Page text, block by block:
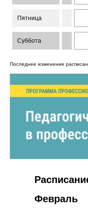
Пятница
Суббота
Последнее изменение
Февраль